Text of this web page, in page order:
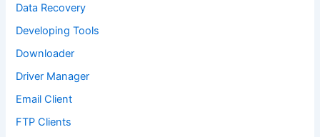
Data Recovery
Developing Tools
Downloader
Driver Manager
Email Client
FTP Clients